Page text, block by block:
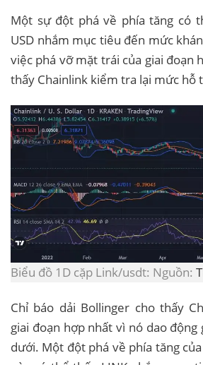
Một sự đột phá về phía tăng có
USD nhắm mục tiêu đến mức
việc phá vỡ mặt trái của giai đoạn
thấy Chainlink kiểm tra lại mức hỗ
Biểu đồ 1D cặp Link/usdt: Nguồn:
Chỉ báo dải Bollinger cho thấy
giai đoạn hợp nhất vì nó dao động
dưới. Một đột phá về phía tăng